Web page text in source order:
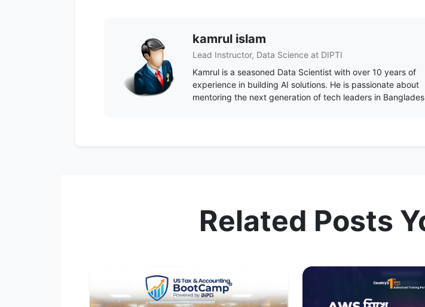
kamrul islam
Lead Instructor, Data Science at DIPTI
Kamrul is a seasoned Data Scientist with over 10 years of
experience in building AI solutions. He is passionate about
mentoring the next generation of tech leaders in
Related Posts